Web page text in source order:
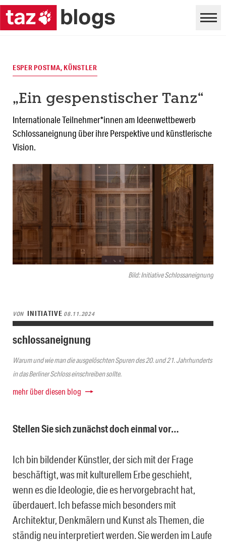
Bild: Initiative Schlossaneignung
ESPER POSTMA, KÜNSTLER
„Ein gespenstischer Tanz“
Internationale Teilnehmer*innen am Ideenwettbewerb
Schlossaneignung über ihre Perspektive und künstlerische
Vision.
VON INITIATIVE 08.11.2024
schlossaneignung
Warum und wie man die ausgelöschten Spuren des 20. und 21. Jahrhunderts
in das Berliner Schloss einschreiben sollte.
mehr über diesen blog
Stellen Sie sich zunächst doch einmal vor…
Ich bin bildender Künstler, der sich mit der Frage
beschäftigt, was mit kulturellem Erbe geschieht,
wenn es die Ideologie, die es hervorgebracht hat,
überdauert. Ich befasse mich besonders mit
Architektur, Denkmälern und Kunst als Themen, die
ständig neu interpretiert werden. Sie werden im Laufe